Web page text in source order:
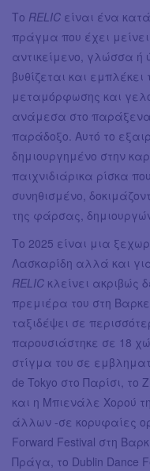
Το RELIC είναι ένα
πράγμα που έχει
αντικείμενο, γλώσσα ή
βυθίζεται και
μεταμόρφωσης και
ανάμεσα στο παράξενα
παράδοξο. Αυτό το
δημιουργημένο στην
παιχνιδιάρικα ρίσκα
συνηθισμένο,
της φάρσας,
Το 2025 είναι μια
Λασκαρίδη αλλά και
RELIC κλείνει ακριβώς
πρεμιέρα του στη
ταξιδέψει σε
παρουσιάστηκε σε 18
στίγμα του σε
de Tokyo στο Παρίσι, το
και η Μπιενάλε Χορού
άλλων -σε κορυφαίες
Forward Festival στη
Πράγα, το Dublin Dance